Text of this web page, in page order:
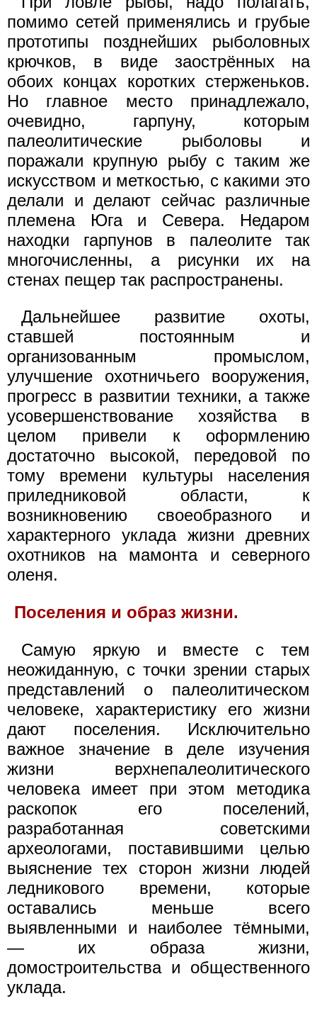
помимо сетей применялись и грубые
прототипы позднейших рыболовных
крючков, в виде заострённых на
обоих концах коротких стерженьков.
Но главное место принадлежало,
очевидно, гарпуну, которым
палеолитические рыболовы и
поражали крупную рыбу с таким же
искусством и меткостью, с какими это
делали и делают сейчас различные
племена Юга и Севера. Недаром
находки гарпунов в палеолите так
многочисленны, а рисунки их на
стенах пещер так распространены.
Дальнейшее развитие охоты,
ставшей постоянным и
организованным промыслом,
улучшение охотничьего вооружения,
прогресс в развитии техники, а также
усовершенствование хозяйства в
целом привели к оформлению
достаточно высокой, передовой по
тому времени культуры населения
приледниковой области, к
возникновению своеобразного и
характерного уклада жизни древних
охотников на мамонта и северного
оленя.
Поселения и образ жизни.
Самую яркую и вместе с тем
неожиданную, с точки зрении старых
представлений о палеолитическом
человеке, характеристику его жизни
дают поселения. Исключительно
важное значение в деле изучения
жизни верхнепалеолитического
человека имеет при этом методика
раскопок его поселений,
разработанная советскими
археологами, поставившими целью
выяснение тех сторон жизни людей
ледникового времени, которые
оставались меньше всего
выявленными и наиболее тёмными,
— их образа жизни,
домостроительства и общественного
уклада.